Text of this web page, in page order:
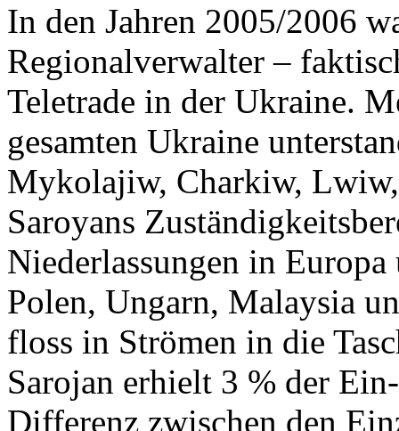
In den Jahren 2005/2006
Regionalverwalter –
Teletrade in der Ukraine.
gesamten Ukraine
Mykolajiw, Charkiw,
Saroyans
Niederlassungen in
Polen, Ungarn, Malaysia
floss in Strömen in die
Sarojan erhielt 3 % der
Differenz zwischen den